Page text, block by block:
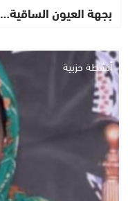
بجهة العيون الساقية…
أنشطة حزبية